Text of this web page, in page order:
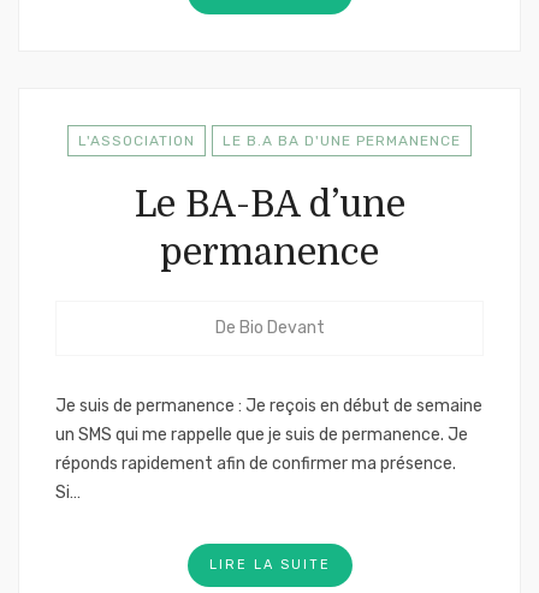
L'ASSOCIATION LE B.A BA D'UNE PERMANENCE
Le BA-BA d’une
permanence
De Bio Devant
Je suis de permanence : Je reçois en début de semaine
un SMS qui me rappelle que je suis de permanence. Je
réponds rapidement afin de confirmer ma présence.
Si…
LIRE LA SUITE